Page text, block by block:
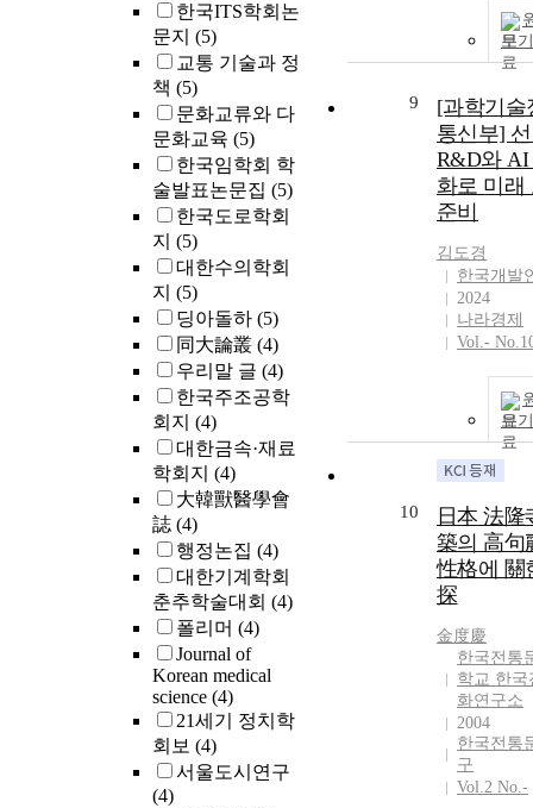
한국ITS학회논
문지 (5)
교통 기술과 정
책 (5)
문화교류와 다
문화교육 (5)
한국임학회 학
술발표논문집 (5)
한국도로학회
지 (5)
대한수의학회
지 (5)
딩아돌하 (5)
同大論叢 (4)
우리말 글 (4)
한국주조공학
회지 (4)
대한금속·재료
학회지 (4)
大韓獸醫學會
誌 (4)
행정논집 (4)
대한기계학회
춘추학술대회 (4)
폴리머 (4)
Journal of
Korean medical
science (4)
21세기 정치학
회보 (4)
서울도시연구
(4)
보기
9
[과학기술
통신부]
R&D와 AI
화로 미래
준비
김도경
한국개발
2024
나라경제
Vol.-
보기
10
日本 法隆
築의 高句
性格에 關
探
金度慶
한국전통
학교 한국
화연구소
2004
한국전통
구
Vol.2 No.-